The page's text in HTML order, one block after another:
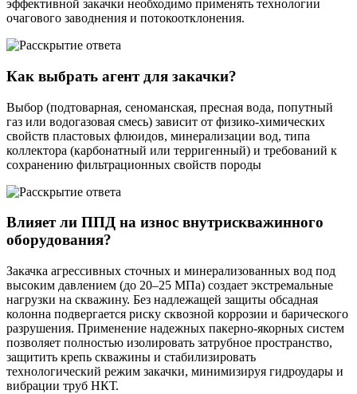
эффективной закачки необходимо применять технологии
очагового заводнения и потокоотклонения.
Как выбрать агент для закачки?
Выбор (подтоварная, сеноманская, пресная вода, попутный
газ или водогазовая смесь) зависит от физико-химических
свойств пластовых флюидов, минерализации вод, типа
коллектора (карбонатный или терригенный) и требований к
сохранению фильтрационных свойств породы
Влияет ли ППД на износ внутрискважинного
оборудования?
Закачка агрессивных сточных и минерализованных вод под
высоким давлением (до 20–25 МПа) создает экстремальные
нагрузки на скважину. Без надлежащей защиты обсадная
колонна подвергается риску сквозной коррозии и барического
разрушения. Применение надежных пакерно-якорных систем
позволяет полностью изолировать затрубное пространство,
защитить крепь скважины и стабилизировать
технологический режим закачки, минимизируя гидроудары и
вибрации труб НКТ.